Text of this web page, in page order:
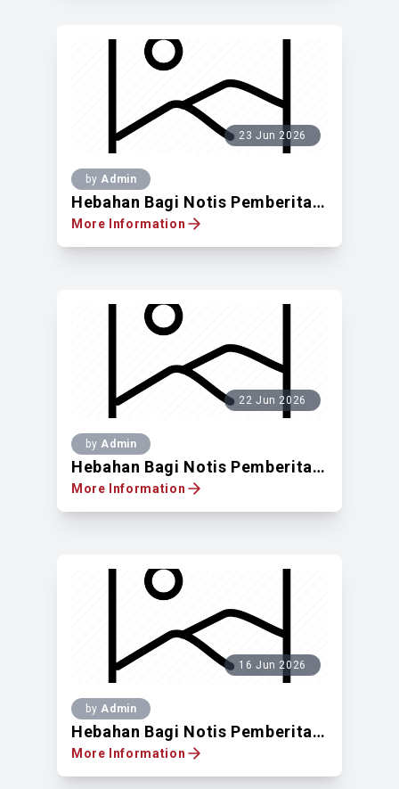
23 Jun 2026
by Admin
Hebahan Bagi Notis Pemberitahuan Untuk Mendapatkan Pandangan Pemilik Tanah Berdaftar Di Atas Lot Pt 376, No.2, Jalan Perkasa 2, Taman Maluri, Mukim Ampang, WPKL
More Information
22 Jun 2026
by Admin
Hebahan Bagi Notis Pemberitahuan Untuk Cadangan Menukar Kegunaan Sementara Bangunan Daripada Kediaman Kepada Pusat Pengajian Islam Pada Rumah Sesebuah Tiga Tingkat Sedia Ada Di Atas Lot 11228, Off Jalan Taman Setiawangsa, Taman Setiawangsa, Mukim Ampang, 54200 Wilayah Persekutuan Kuala Lumpur
More Information
16 Jun 2026
by Admin
Hebahan Bagi Notis Pemberitahuan Untuk Mendapatkan Pandangan Pemilik Tanah Berdaftar Di Atas Lot 482921, Jalan 3/109F, Taman Danau Desa, 58100 Kuala Lumpur
More Information